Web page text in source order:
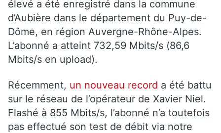
élevé a été enregistré dans la commune
d’Aubière dans le département du Puy-de-
Dôme, en région Auvergne-Rhône-Alpes.
L’abonné a atteint 732,59 Mbits/s (86,6
Mbits/s en upload).
Récemment, un nouveau record a été battu
sur le réseau de l’opérateur de Xavier Niel.
Flashé à 855 Mbits/s, l’abonné n’a toutefois
pas effectué son test de débit via notre